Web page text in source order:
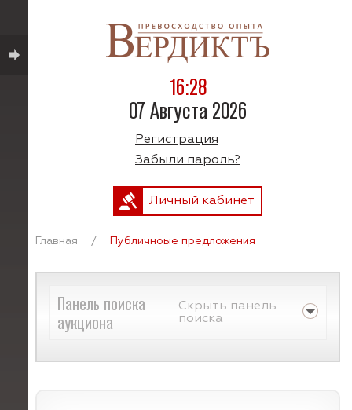
16:28
07 Августа 2026
Регистрация
Забыли пароль?
Личный кабинет
Главная / Публичноые предложения
Панель поиска
аукциона
Скрыть панель
поиска